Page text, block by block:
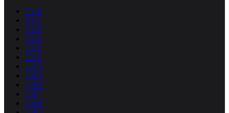
2026
2025
2024
2023
2022
2021
2020
2019
2018
2017
2016